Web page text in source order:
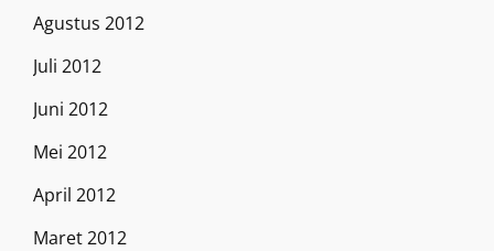
Agustus 2012
Juli 2012
Juni 2012
Mei 2012
April 2012
Maret 2012